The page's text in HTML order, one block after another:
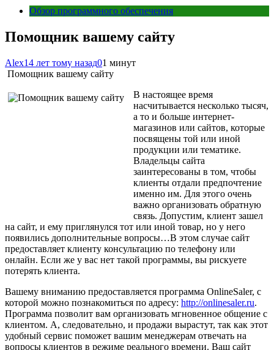
Обзор программного обеспечения
Помощник вашему сайту
Alex14 лет тому назад01 минут
Помощник вашему сайту
В настоящее время
насчитывается несколько тысяч,
а то и больше интернет-
магазинов или сайтов, которые
посвящены той или иной
продукции или тематике.
Владельцы сайта
заинтересованы в том, чтобы
клиенты отдали предпочтение
именно им. Для этого очень
важно организовать обратную
связь. Допустим, клиент зашел
на сайт, и ему приглянулся тот или иной товар, но у него
появились дополнительные вопросы…В этом случае сайт
предоставляет клиенту консультацию по телефону или
онлайн. Если же у вас нет такой программы, вы рискуете
потерять клиента.
Вашему вниманию предоставляется программа OnlineSaler, с
которой можно познакомиться по адресу: http://onlinesaler.ru.
Программа позволит вам организовать мгновенное общение с
клиентом. А, следовательно, и продажи вырастут, так как этот
удобный сервис поможет вашим менеджерам отвечать на
вопросы клиентов в режиме реального времени. Ваш сайт